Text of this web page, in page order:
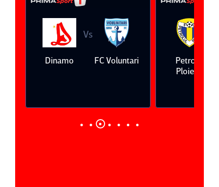
Dinamo
Vs
FC Voluntari
Petrolul
Ploieşti